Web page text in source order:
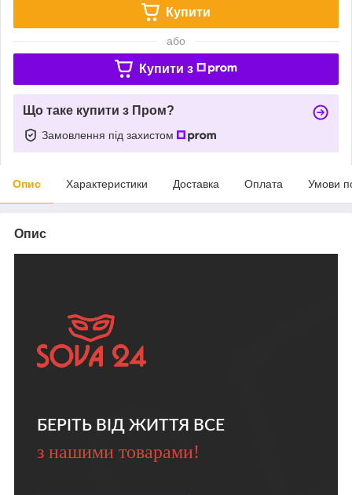
Купити
або
Купити з
Що таке купити з Пром?
Замовлення під захистом
Опис Характеристики Доставка Оплата Умови
Опис
БЕРІТЬ ВІД ЖИТТЯ ВСЕ
з нашими товарами!